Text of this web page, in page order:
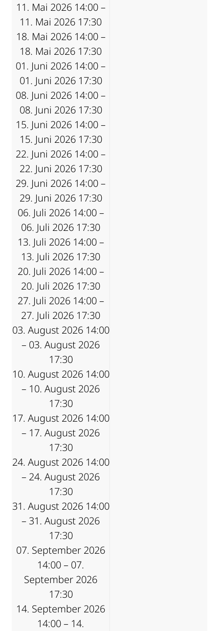
11. Mai 2026 14:00 –
11. Mai 2026 17:30
18. Mai 2026 14:00 –
18. Mai 2026 17:30
01. Juni 2026 14:00 –
01. Juni 2026 17:30
08. Juni 2026 14:00 –
08. Juni 2026 17:30
15. Juni 2026 14:00 –
15. Juni 2026 17:30
22. Juni 2026 14:00 –
22. Juni 2026 17:30
29. Juni 2026 14:00 –
29. Juni 2026 17:30
06. Juli 2026 14:00 –
06. Juli 2026 17:30
13. Juli 2026 14:00 –
13. Juli 2026 17:30
20. Juli 2026 14:00 –
20. Juli 2026 17:30
27. Juli 2026 14:00 –
27. Juli 2026 17:30
03. August 2026 14:00
– 03. August 2026
17:30
10. August 2026 14:00
– 10. August 2026
17:30
17. August 2026 14:00
– 17. August 2026
17:30
24. August 2026 14:00
– 24. August 2026
17:30
31. August 2026 14:00
– 31. August 2026
17:30
07. September 2026
14:00 – 07.
September 2026
17:30
14. September 2026
14:00 – 14.